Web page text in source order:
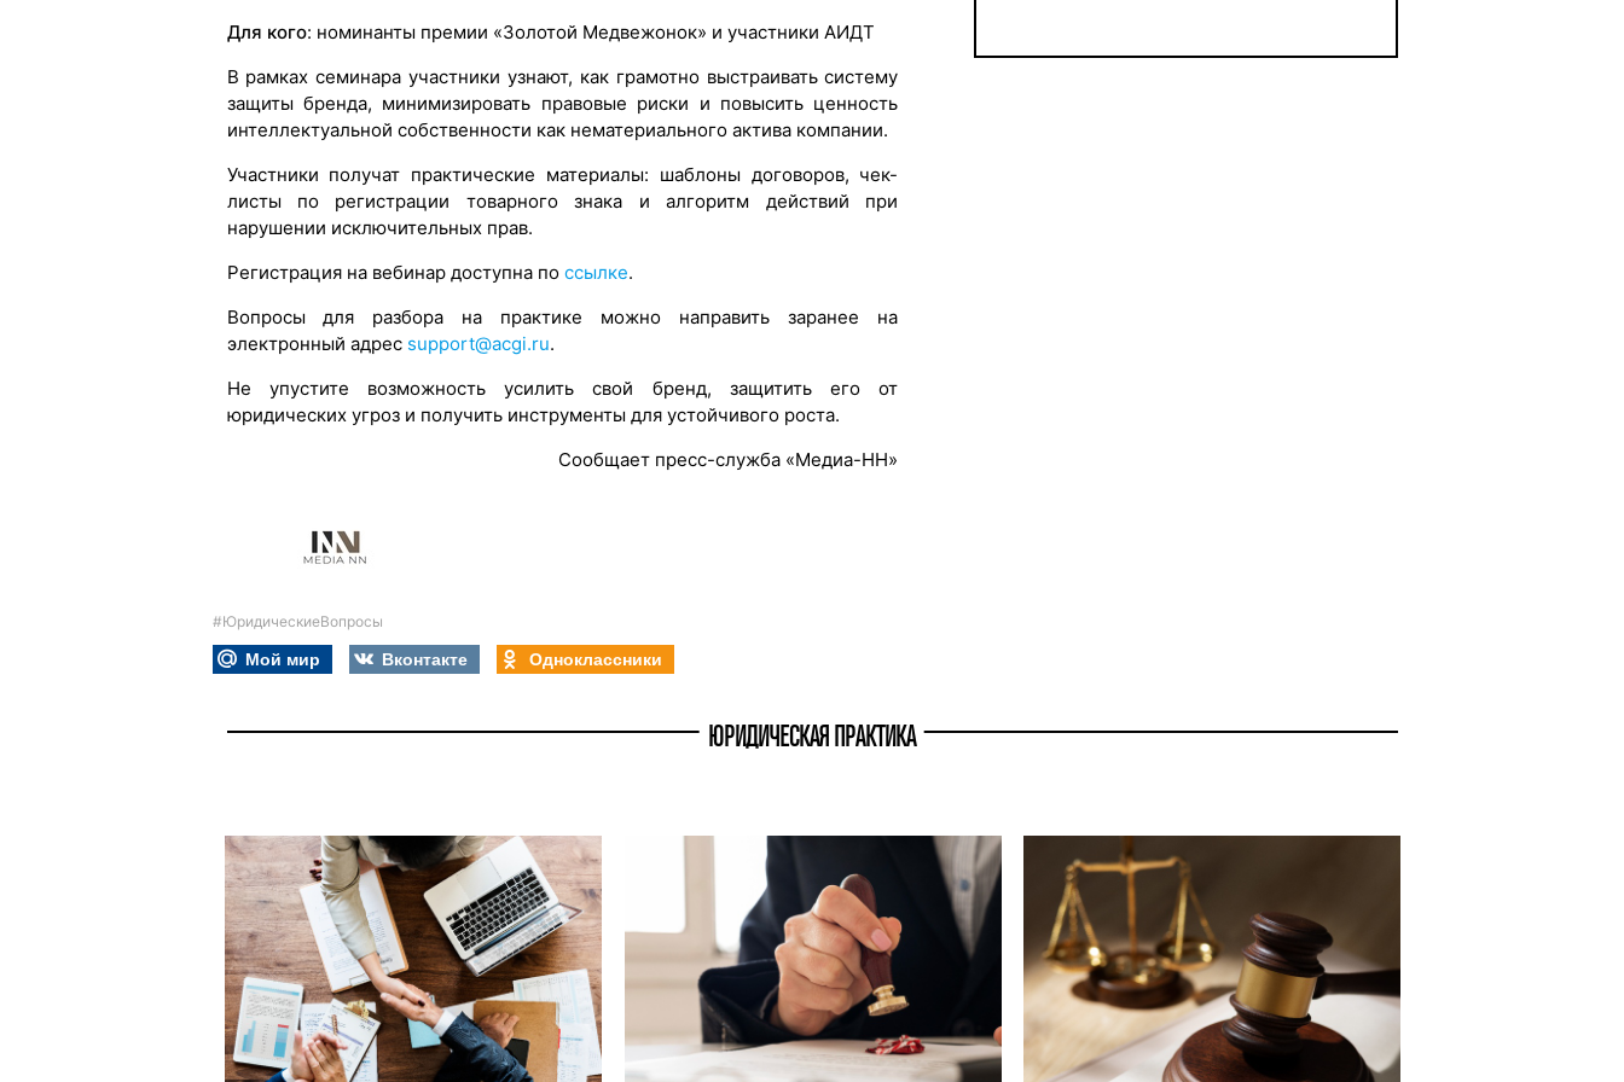
Для кого: номинанты премии «Золотой Медвежонок» и участники АИДТ
В рамках семинара участники узнают, как грамотно выстраивать систему
защиты бренда, минимизировать правовые риски и повысить ценность
интеллектуальной собственности как нематериального актива компании.
Участники получат практические материалы: шаблоны договоров, чек-
листы по регистрации товарного знака и алгоритм действий при
нарушении исключительных прав.
Регистрация на вебинар доступна по ссылке.
Вопросы для разбора на практике можно направить заранее на
электронный адрес support@acgi.ru.
Не упустите возможность усилить свой бренд, защитить его от
юридических угроз и получить инструменты для устойчивого роста.
Сообщает пресс-служба «Медиа-НН»
#ЮридическиеВопросы
Мой мир Вконтакте Одноклассники
ЮРИДИЧЕСКАЯ ПРАКТИКА